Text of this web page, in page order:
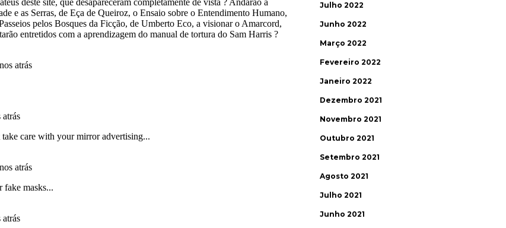
Julho 2022
Junho 2022
Março 2022
Fevereiro 2022
Janeiro 2022
Dezembro 2021
Novembro 2021
Outubro 2021
Setembro 2021
Agosto 2021
Julho 2021
Junho 2021